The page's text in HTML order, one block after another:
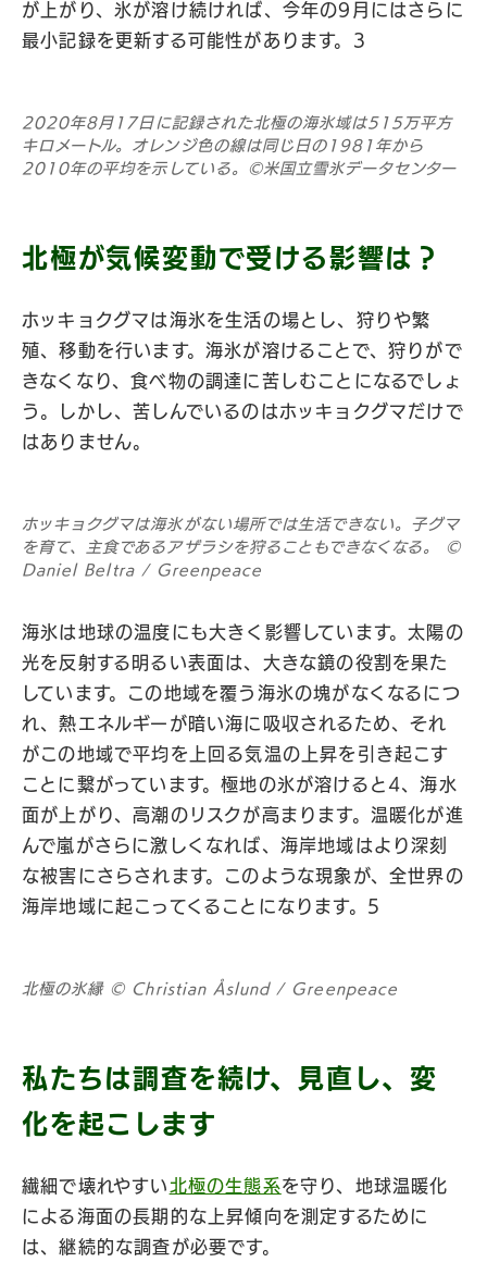
が上がり、氷が溶け続ければ、今年の9月にはさらに
最小記録を更新する可能性があります。3
2020年8月17日に記録された北極の海氷域は515万平方
キロメートル。オレンジ色の線は同じ日の1981年から
2010年の平均を示している。©米国立雪氷データセンター
北極が気候変動で受ける影響は？
ホッキョクグマは海氷を生活の場とし、狩りや繁
殖、移動を行います。海氷が溶けることで、狩りがで
きなくなり、食べ物の調達に苦しむことになるでしょ
う。しかし、苦しんでいるのはホッキョクグマだけで
はありません。
ホッキョクグマは海氷がない場所では生活できない。子グマ
を育て、主食であるアザラシを狩ることもできなくなる。 ©
Daniel Beltra / Greenpeace
海氷は地球の温度にも大きく影響しています。太陽の
光を反射する明るい表面は、大きな鏡の役割を果た
しています。この地域を覆う海氷の塊がなくなるにつ
れ、熱エネルギーが暗い海に吸収されるため、それ
がこの地域で平均を上回る気温の上昇を引き起こす
ことに繋がっています。極地の氷が溶けると4、海水
面が上がり、高潮のリスクが高まります。温暖化が進
んで嵐がさらに激しくなれば、海岸地域はより深刻
な被害にさらされます。このような現象が、全世界の
海岸地域に起こってくることになります。5
北極の氷縁 © Christian Åslund / Greenpeace
私たちは調査を続け、見直し、変
化を起こします
繊細で壊れやすい 北極の生態系を守り、地球温暖化
による海面の長期的な上昇傾向を測定するために
は、継続的な調査が必要です。